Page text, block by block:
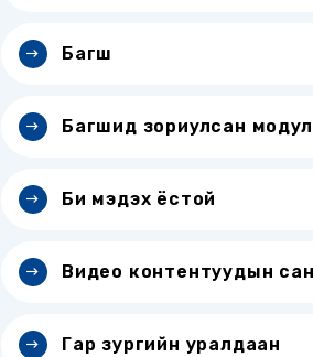
Багш
Багшид зориулсан
Би мэдэх ёстой
Видео контентуудын сан
Гар зургийн уралдаан